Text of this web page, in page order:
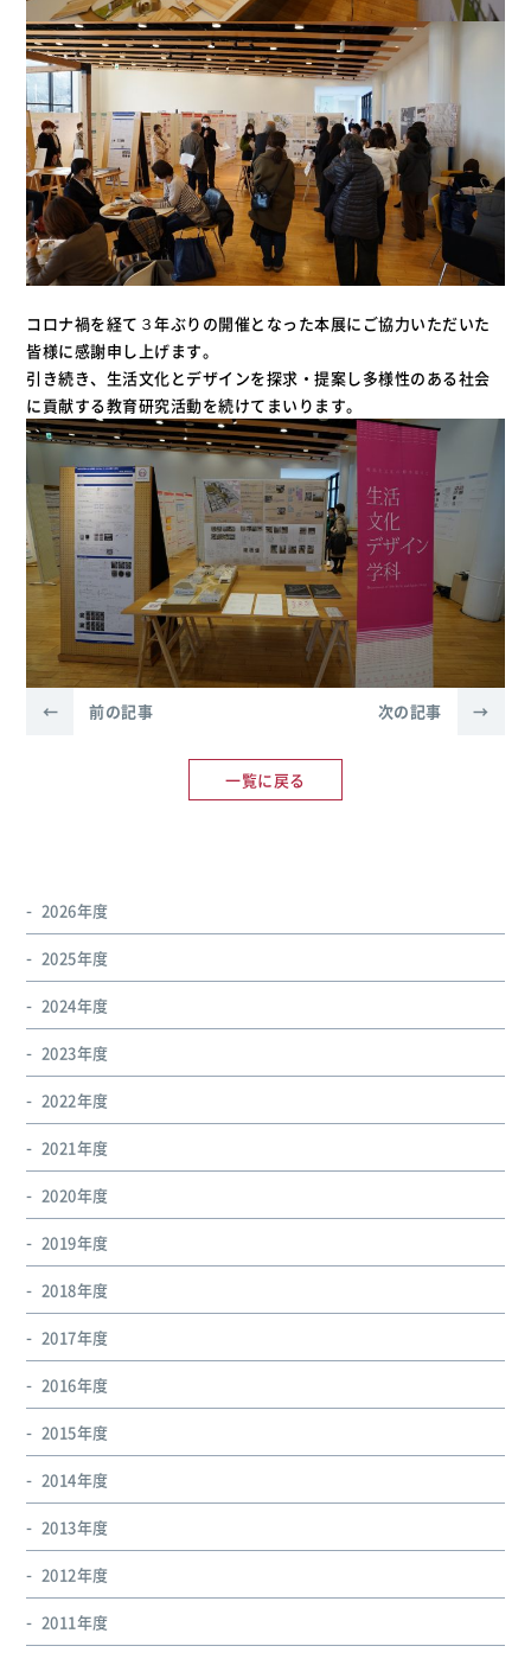
コロナ禍を経て３年ぶりの開催となった本展にご協力いただいた
皆様に感謝申し上げます。
引き続き、生活文化とデザインを探求・提案し多様性のある社会
に貢献する教育研究活動を続けてまいります。
← 前の記事
一覧に戻る
次の記事 →
2026年度
2025年度
2024年度
2023年度
2022年度
2021年度
2020年度
2019年度
2018年度
2017年度
2016年度
2015年度
2014年度
2013年度
2012年度
2011年度